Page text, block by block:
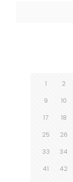
1 2
9
10
17
18
25
26
33
34
41
42